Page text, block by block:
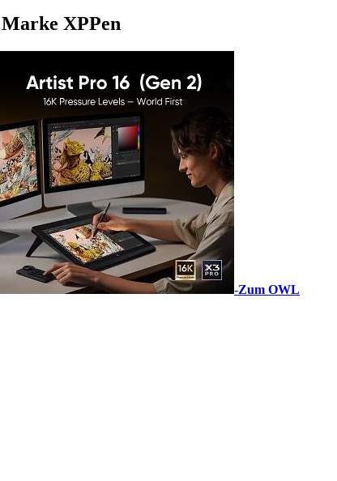
XPPen
-Zum OWL